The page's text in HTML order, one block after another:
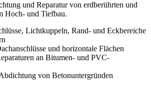
und Reparatur von erdberührten und
Hoch- und Tiefbau.
Lichtkuppeln, Rand- und Eckbereiche
und horizontale Flächen
an Bitumen- und PVC-
von Betonuntergründen